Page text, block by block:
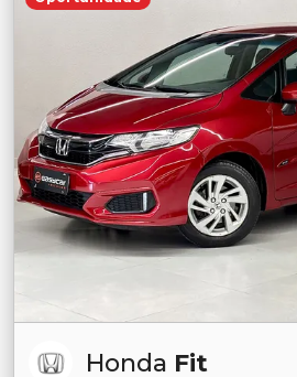
Honda Fit